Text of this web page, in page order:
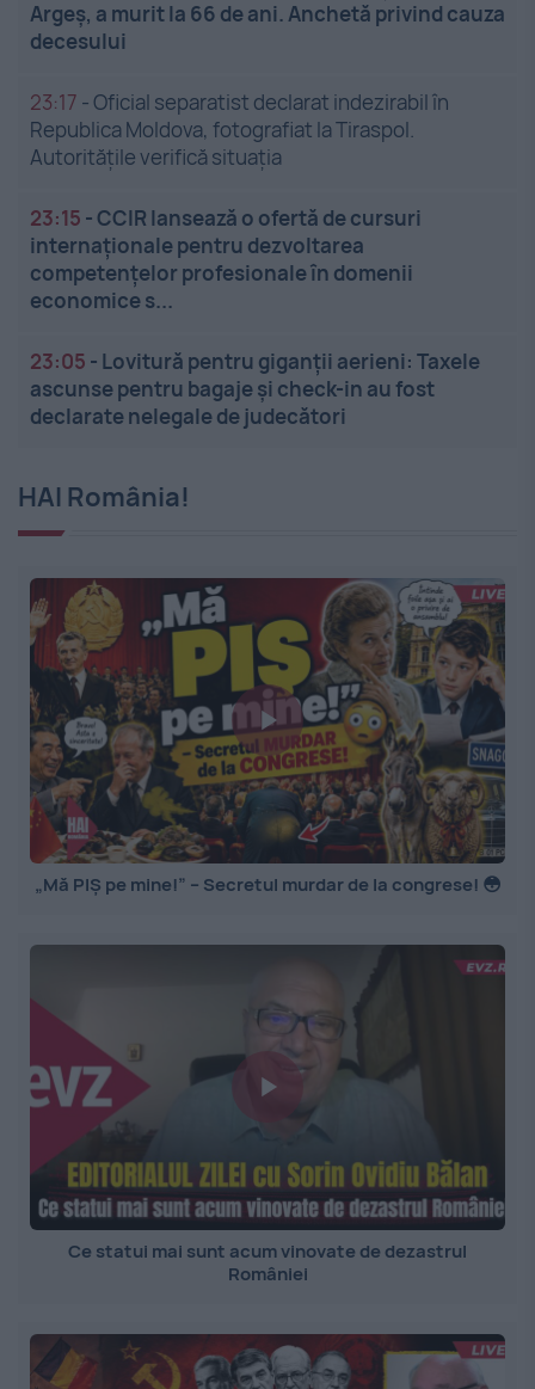
Argeș, a murit la 66 de ani. Anchetă privind cauza
decesului
23:17 -Oficial separatist declarat indezirabil în
Republica Moldova, fotografiat la Tiraspol.
Autoritățile verifică situația
23:15 -CCIR lansează o ofertă de cursuri
internaționale pentru dezvoltarea
competențelor profesionale în domenii
economice s...
23:05 - Lovitură pentru giganții aerieni: Taxele
ascunse pentru bagaje și check-in au fost
declarate nelegale de judecători
HAI România!
„Mă PIȘ pe mine!” – Secretul murdar de la congrese! 😳
Ce statui mai sunt acum vinovate de dezastrul
României